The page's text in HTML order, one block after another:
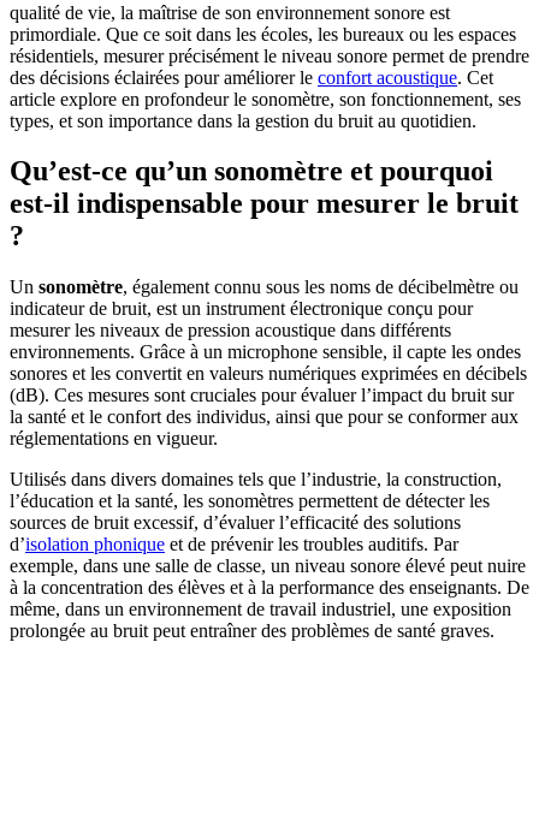
qualité de vie, la maîtrise de son environnement sonore est
primordiale. Que ce soit dans les écoles, les bureaux ou les espaces
résidentiels, mesurer précisément le niveau sonore permet de prendre
des décisions éclairées pour améliorer le confort acoustique. Cet
article explore en profondeur le sonomètre, son fonctionnement, ses
types, et son importance dans la gestion du bruit au quotidien.
Qu’est-ce qu’un sonomètre et pourquoi
est-il indispensable pour mesurer le bruit
?
Un sonomètre, également connu sous les noms de décibelmètre ou
indicateur de bruit, est un instrument électronique conçu pour
mesurer les niveaux de pression acoustique dans différents
environnements. Grâce à un microphone sensible, il capte les ondes
sonores et les convertit en valeurs numériques exprimées en décibels
(dB). Ces mesures sont cruciales pour évaluer l’impact du bruit sur
la santé et le confort des individus, ainsi que pour se conformer aux
réglementations en vigueur.
Utilisés dans divers domaines tels que l’industrie, la construction,
l’éducation et la santé, les sonomètres permettent de détecter les
sources de bruit excessif, d’évaluer l’efficacité des solutions
d’isolation phonique et de prévenir les troubles auditifs. Par
exemple, dans une salle de classe, un niveau sonore élevé peut nuire
à la concentration des élèves et à la performance des enseignants. De
même, dans un environnement de travail industriel, une exposition
prolongée au bruit peut entraîner des problèmes de santé graves.